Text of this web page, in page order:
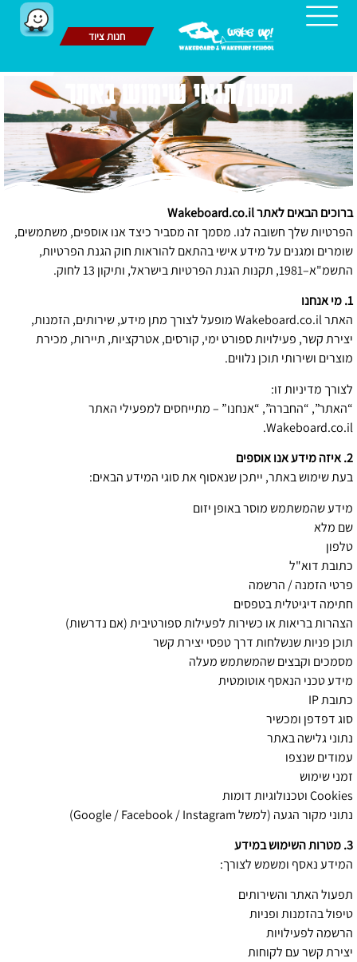
חנות ציוד
0 תקנון/תנאי שימוש באתר
ברוכים הבאים לאתר Wakeboard.co.il
הפרטיות שלך חשובה לנו. מסמך זה מסביר כיצד אנו אוספים, משתמשים,
שומרים ומגנים על מידע אישי בהתאם להוראות חוק הגנת הפרטיות,
התשמ"א–1981, תקנות הגנת הפרטיות בישראל, ותיקון 13 לחוק.
1. מי אנחנו
האתר Wakeboard.co.il מופעל לצורך מתן מידע, שירותים, הזמנות,
יצירת קשר, פעילויות ספורט ימי, קורסים, אטרקציות, תיירות, מכירת
מוצרים ושירותי תוכן נלווים.
לצורך מדיניות זו:
“האתר”, “החברה”, “אנחנו” – מתייחסים למפעילי האתר
Wakeboard.co.il.
2. איזה מידע אנו אוספים
בעת שימוש באתר, ייתכן שנאסוף את סוגי המידע הבאים:
מידע שהמשתמש מוסר באופן יזום
שם מלא
טלפון
כתובת דוא"ל
פרטי הזמנה / הרשמה
חתימה דיגיטלית בטפסים
הצהרות בריאות או כשירות לפעילות ספורטיבית (אם נדרשות)
תוכן פניות שנשלחות דרך טפסי יצירת קשר
מסמכים וקבצים שהמשתמש מעלה
מידע טכני הנאסף אוטומטית
כתובת IP
סוג דפדפן ומכשיר
נתוני גלישה באתר
עמודים שנצפו
זמני שימוש
Cookies וטכנולוגיות דומות
נתוני מקור הגעה (למשל Google / Facebook / Instagram)
3. מטרות השימוש במידע
המידע נאסף ומשמש לצורך:
תפעול האתר והשירותים
טיפול בהזמנות ופניות
הרשמה לפעילויות
יצירת קשר עם לקוחות